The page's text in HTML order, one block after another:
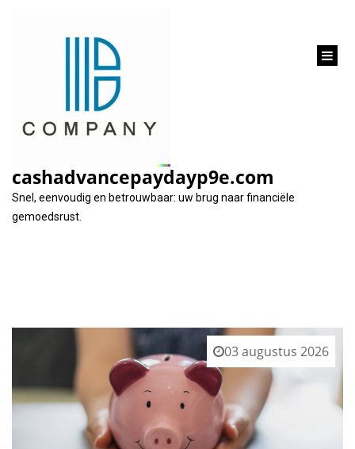
cashadvancepaydayp9e.com
Snel, eenvoudig en betrouwbaar: uw brug naar financiële
gemoedsrust.
Tag:
03 augustus 2026